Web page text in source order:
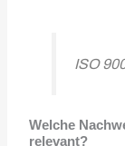
ISO
Welche
relevant?